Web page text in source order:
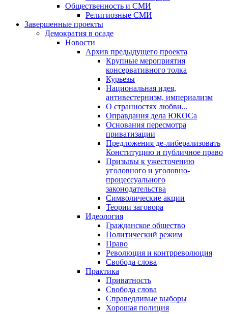
Общественность и СМИ
Религиозные СМИ
Завершенные проекты
Демократия в осаде
Новости
Архив предыдущего проекта
Крупные мероприятия
консервативного толка
Курьезы
Национальная идея,
антивестернизм, империализм
О странностях любви...
Оправдания дела ЮКОСа
Основания пересмотра
приватизации
Предложения де-либерализовать
Конституцию и публичное право
Призывы к ужесточению
уголовного и уголовно-
процессуального
законодательства
Символические акции
Теории заговора
Идеология
Гражданское общество
Политический режим
Право
Революция и контрреволюция
Свобода слова
Практика
Приватность
Свобода слова
Справедливые выборы
Хорошая полиция